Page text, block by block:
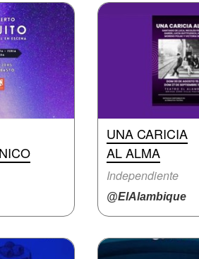
UNA CARICIA
AL ALMA
Independiente
@ElAlambique